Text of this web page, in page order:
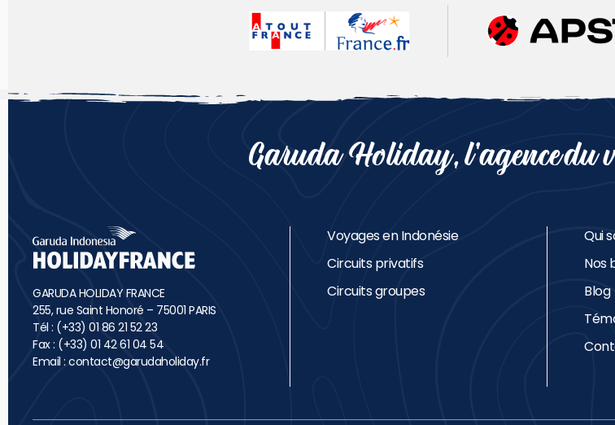
Garuda Holiday, l’agence du
GARUDA HOLIDAY FRANCE
255, rue Saint Honoré – 75001 PARIS
Tél : (+33) 01 86 21 52 23
Fax : (+33) 01 42 61 04 54
Email : contact@garudaholiday.fr
Voyages en Indonésie
Circuits privatifs
Circuits groupes
Qui
Nos
Blog